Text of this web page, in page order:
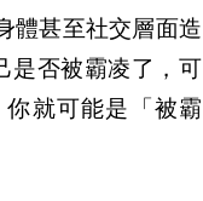
體甚至社交層面造
是否被霸凌了，可
就可能是「被霸